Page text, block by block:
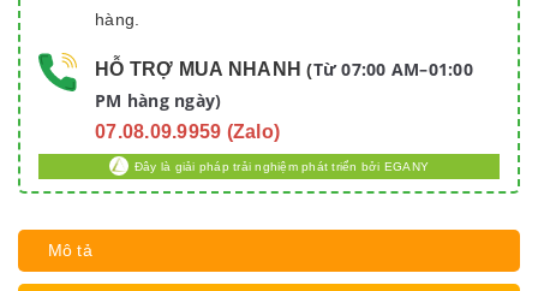
hàng.
HỖ TRỢ MUA NHANH (Từ 07:00 AM–01:00
PM hàng ngày)
07.08.09.9959 (Zalo)
Đây là giải pháp trải nghiệm phát triển bởi EGANY
Mô tả